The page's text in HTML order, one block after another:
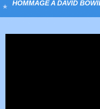
HOMMAGE A DAVID